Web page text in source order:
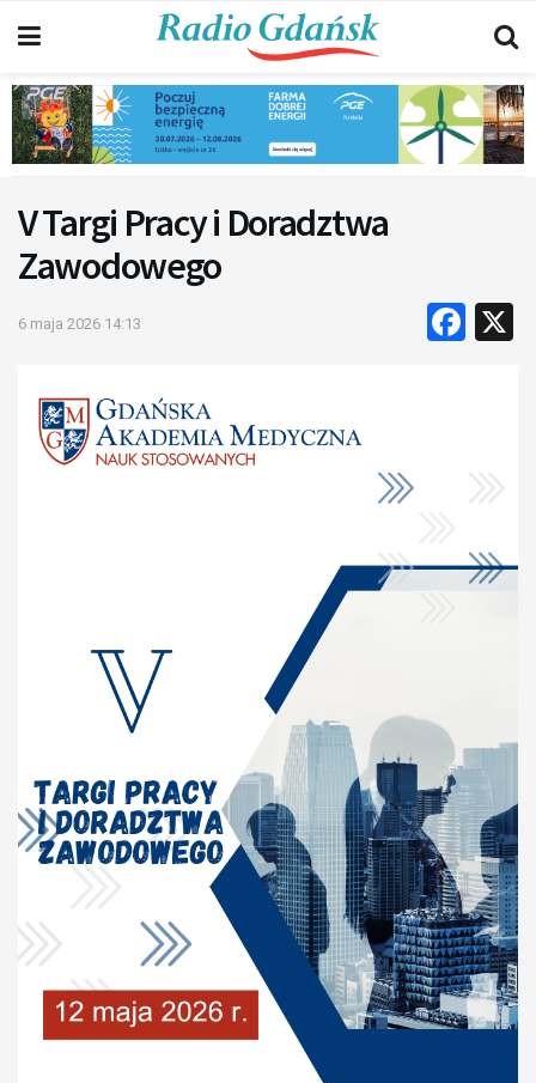
V Targi Pracy i Doradztwa
Zawodowego
6 maja 2026 14:13